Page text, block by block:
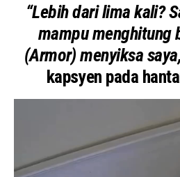
“Lebih dari lima kali?
mampu menghitung
(Armor) menyiksa
kapsyen pada
e